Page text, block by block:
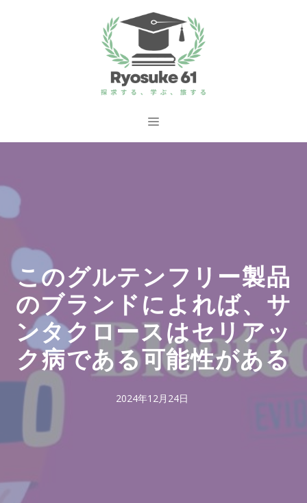
ス
ッ
メ
このグルテンフリー製品
のブランドによれば、サ
ンタクロースはセリアッ
ク病である可能性がある
2024年12月24日